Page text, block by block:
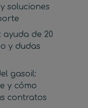
soluciones
ayuda de 20
y dudas
gasoil:
y cómo
contratos